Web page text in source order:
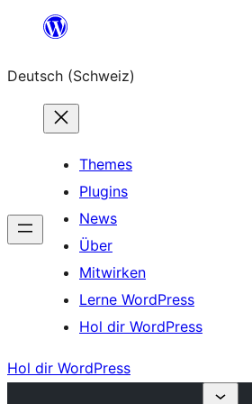
springen
Deutsch (Schweiz)
Themes
Plugins
News
Über
Mitwirken
Lerne WordPress
Hol dir WordPress
Hol dir WordPress